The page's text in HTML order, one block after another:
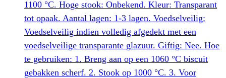
1100 °C. Hoge stook: Onbekend. Kleur: Transparant
tot opaak. Aantal lagen: 1-3 lagen. Voedselveilig:
Voedselveilig indien volledig afgedekt met een
voedselveilige transparante glazuur. Giftig: Nee. Hoe
te gebruiken: 1. Breng aan op een 1060 °C biscuit
gebakken scherf. 2. Stook op 1000 °C. 3. Voor